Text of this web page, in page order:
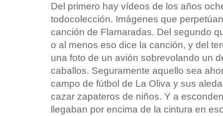
Del primero hay vídeos de los años
todocolección. Imágenes que
canción de Flamaradas. Del segundo
o al menos eso dice la canción, y del
una foto de un avión sobrevolando un
caballos. Seguramente aquello sea
campo de fútbol de La Oliva y sus
cazar zapateros de niños. Y a
llegaban por encima de la cintura en